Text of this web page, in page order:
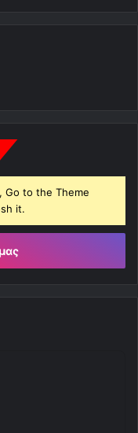
Go to the Theme
it.